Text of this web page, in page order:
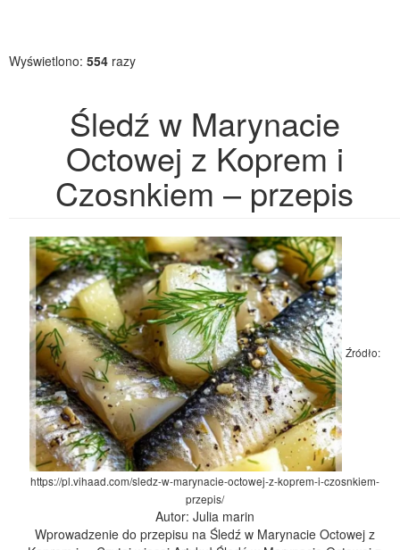
Wyświetlono: 554 razy
Śledź w Marynacie
Octowej z Koprem i
Czosnkiem – przepis
Źródło:
https://pl.vihaad.com/sledz-w-marynacie-octowej-z-koprem-i-czosnkiem-
przepis/
Autor: Julia marin
Wprowadzenie do przepisu na Śledź w Marynacie Octowej z